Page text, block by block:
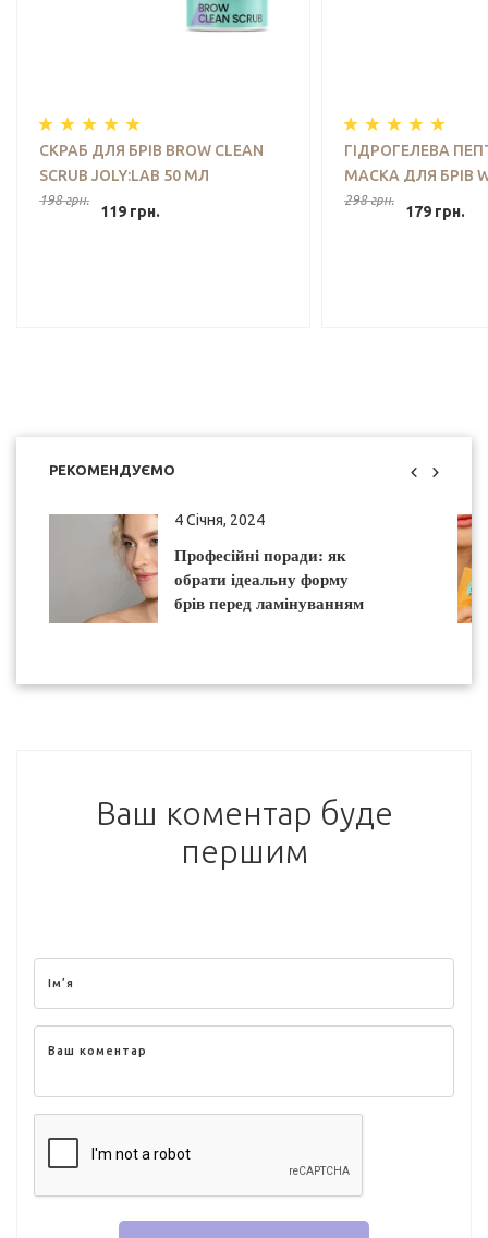
СКРАБ ДЛЯ БРІВ BROW CLEAN
SCRUB JOLY:LAB 50 МЛ
198 грн.
119 грн.
ГІДРОГЕЛЕВА
МАСКА ДЛЯ БРІВ
JOLY:LAB 70 Г
298 грн.
179 грн.
РЕКОМЕНДУЄМО
4 Січня, 2024
Професійні поради: як
обрати ідеальну форму
брів перед ламінуванням
Ваш коментар буде
першим